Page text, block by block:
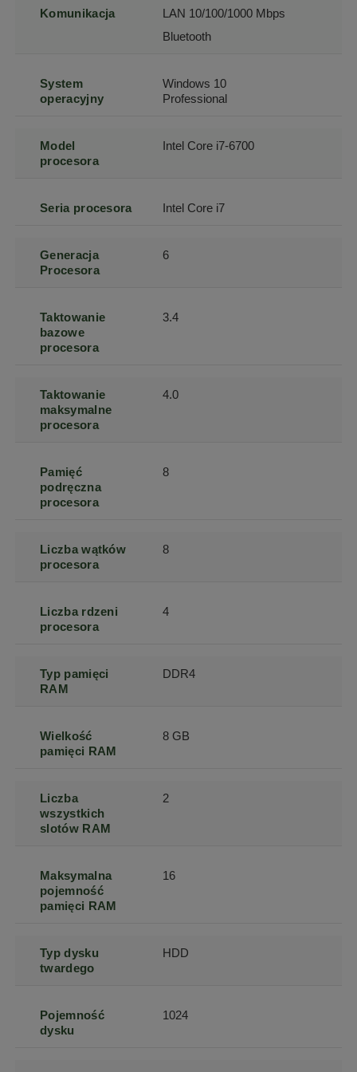
Komunikacja
LAN 10/100/1000 Mbps
Bluetooth
System
operacyjny
Windows 10
Professional
Model
procesora
Intel Core i7-6700
Seria procesora Intel Core i7
Generacja
Procesora
6
Taktowanie
bazowe
procesora
3.4
Taktowanie
maksymalne
procesora
4.0
Pamięć
podręczna
procesora
8
Liczba wątków
procesora
8
Liczba rdzeni
procesora
4
Typ pamięci
RAM
DDR4
Wielkość
pamięci RAM
8 GB
Liczba
wszystkich
slotów RAM
2
Maksymalna
pojemność
pamięci RAM
16
Typ dysku
twardego
HDD
Pojemność
dysku
1024